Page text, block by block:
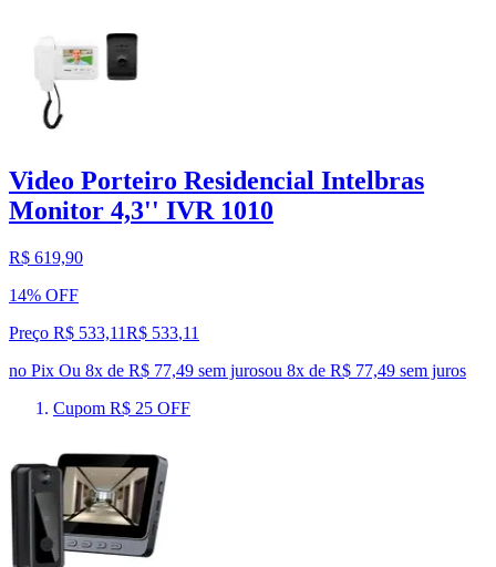
Video Porteiro Residencial Intelbras
Monitor 4,3'' IVR 1010
R$ 619,90
14% OFF
Preço R$ 533,11R$ 533,11
no Pix Ou 8x de R$ 77,49 sem jurosou 8x de R$ 77,49 sem juros
Cupom R$ 25 OFF